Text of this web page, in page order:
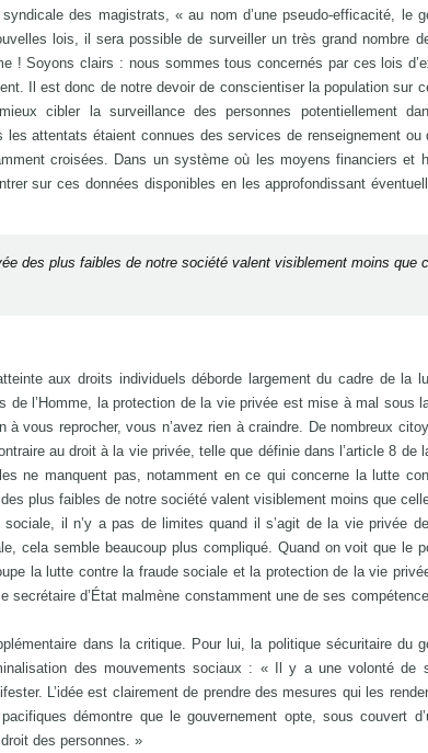
des magistrats, « au nom d’une pseudo-efficacité, le
lois, il sera possible de surveiller un très grand nombre
! Soyons clairs : nous sommes tous concernés par ces lois
Il est donc de notre devoir de conscientiser la population sur
cibler la surveillance des personnes potentiellement
attentats étaient connues des services de renseignement ou
croisées. Dans un système où les moyens financiers et
sur ces données disponibles en les approfondissant
des plus faibles de notre société valent visiblement moins que
aux droits individuels déborde largement du cadre de la
de l’Homme, la protection de la vie privée est mise à mal sous
vous reprocher, vous n’avez rien à craindre. De nombreux
au droit à la vie privée, telle que définie dans l’article 8 de
ne manquent pas, notamment en ce qui concerne la lutte
plus faibles de notre société valent visiblement moins que
il n’y a pas de limites quand il s’agit de la vie privée
cela semble beaucoup plus compliqué. Quand on voit que le
la lutte contre la fraude sociale et la protection de la vie
d’État malmène constamment une de ses
dans la critique. Pour lui, la politique sécuritaire du
des mouvements sociaux : « Il y a une volonté de
L’idée est clairement de prendre des mesures qui les
démontre que le gouvernement opte, sous couvert
des personnes. »